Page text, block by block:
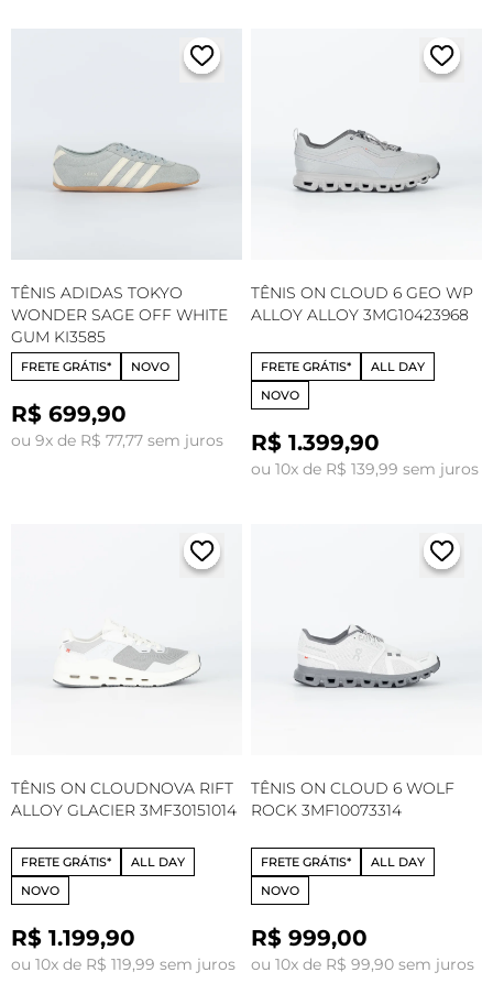
TÊNIS ADIDAS TOKYO
WONDER SAGE OFF WHITE
GUM KI3585
FRETE GRÁTIS* NOVO
R$ 699,90
ou 9x de R$ 77,77 sem juros
TÊNIS ON CLOUD 6 GEO WP
ALLOY ALLOY 3MG10423968
FRETE GRÁTIS*
ALL DAY
NOVO
R$ 1.399,90
ou 10x de R$ 139,99 sem juros
TÊNIS ON CLOUDNOVA RIFT
ALLOY GLACIER 3MF30151014
FRETE GRÁTIS*
ALL DAY
NOVO
R$ 1.199,90
ou 10x de R$ 119,99 sem juros
TÊNIS ON CLOUD 6 WOLF
ROCK 3MF10073314
FRETE GRÁTIS*
ALL DAY
NOVO
R$ 999,00
ou 10x de R$ 99,90 sem juros